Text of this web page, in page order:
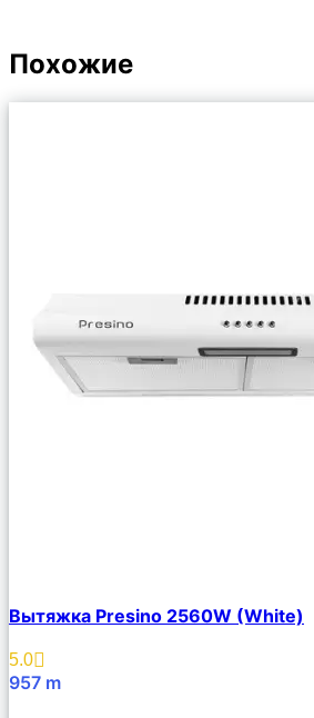
Похожие
Вытяжка Presino 2560W (White)
5.0
957 m